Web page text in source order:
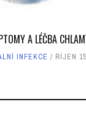
A LÉČBA
INFEKCE ŘÍJEN